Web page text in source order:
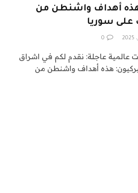
هذه أهداف واشنطن من
على سوريا
0
24 متابعات عالمية عاجلة: نقدم لكم في اشراق
أميركيون: هذه أهداف واشنطن من